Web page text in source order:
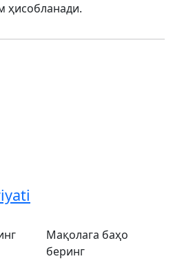
ҳисобланади.
Мақолага баҳо
беринг